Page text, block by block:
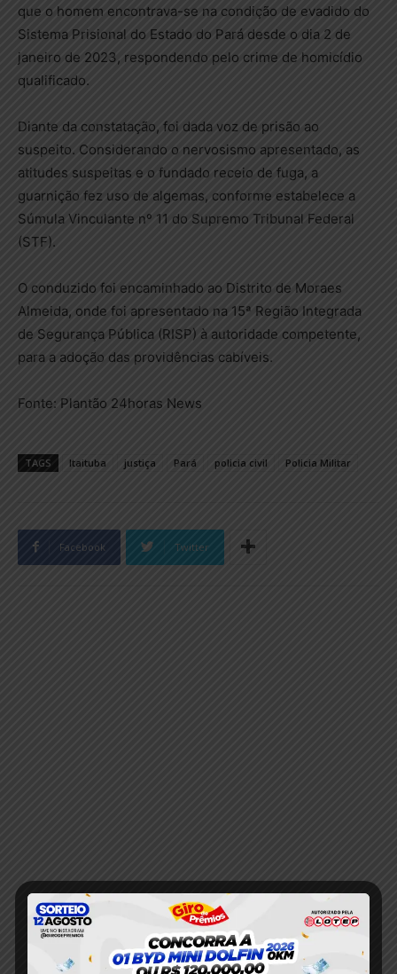
que o homem encontrava-se na condição de evadido do
Sistema Prisional do Estado do Pará desde o dia 2 de
janeiro de 2023, respondendo pelo crime de homicídio
qualificado.
Diante da constatação, foi dada voz de prisão ao
suspeito. Considerando o nervosismo apresentado, as
atitudes suspeitas e o fundado receio de fuga, a
guarnição fez uso de algemas, conforme estabelece a
Súmula Vinculante nº 11 do Supremo Tribunal Federal
(STF).
O conduzido foi encaminhado ao Distrito de Moraes
Almeida, onde foi apresentado na 15ª Região Integrada
de Segurança Pública (RISP) à autoridade competente,
para a adoção das providências cabíveis.
Fonte: Plantão 24horas News
TAGS Itaituba justiça Pará policia civil Policia Militar
Facebook Twitter